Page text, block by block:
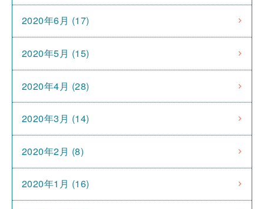
2020年6月 (17)
2020年5月 (15)
2020年4月 (28)
2020年3月 (14)
2020年2月 (8)
2020年1月 (16)